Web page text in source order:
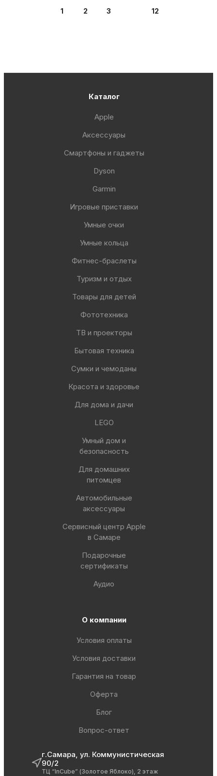
1 2 3 12
Каталог
Apple
Аксессуары
Смартфоны и гаджеты
Dyson
Garmin
Игровые приставки
Умные очки
Умные кольца
Фитнес-браслеты
Туризм и отдых
Товары для детей
Фототехника
ТВ и проекторы
Бытовая техника
Сумки и чемоданы
Красота и здоровье
Для дома и дачи
LEGO
Умный дом и
безопасность
Для домашних
питомцев
Автомобильные
аксессуары
Сервисный центр Apple
в Самаре
Подарочные
сертификаты
Аудио
О компании
Условия оплаты
Условия доставки
Гарантия на товар
Оферта
Блог
Вопрос-ответ
г.Самара, ул. Коммунистическая
90/2
ТЦ “InCube” (Золотое Яблоко), 2 этаж